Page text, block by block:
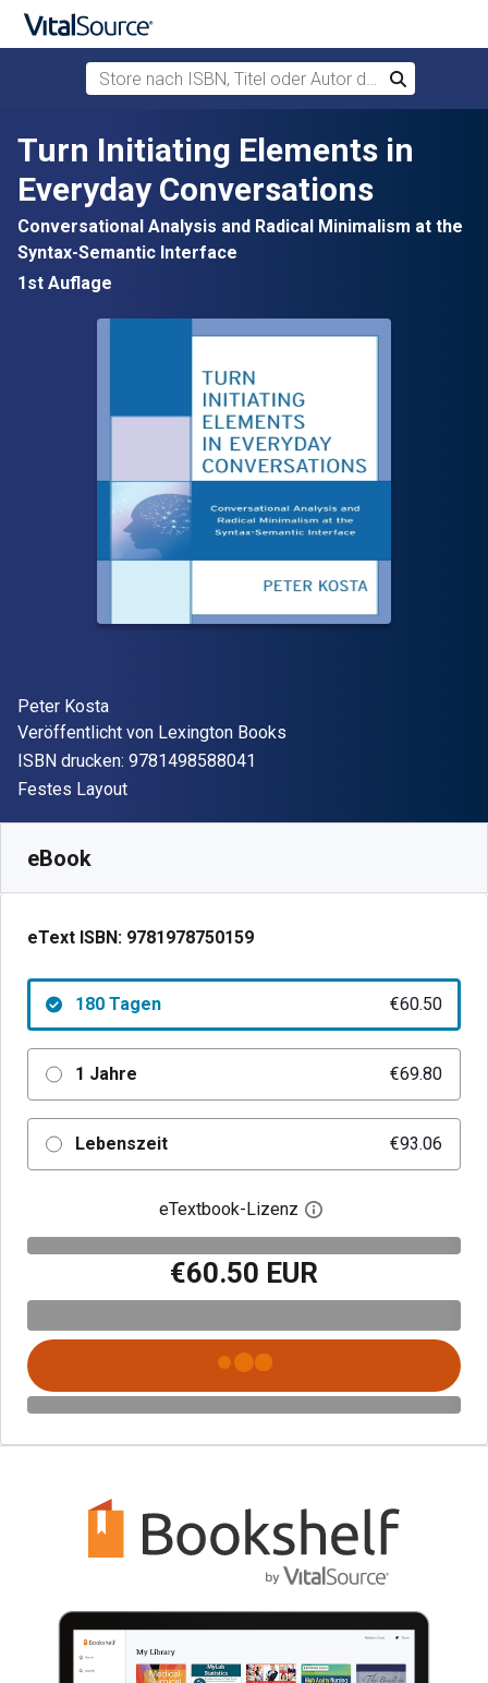
Zum Hauptinhalt springen
Store nach ISBN, Titel oder Autor durchsuchen
Suchen
Turn Initiating Elements in
Everyday Conversations
Conversational Analysis and Radical Minimalism at the
Syntax-Semantic Interface
1st Auflage
Autor(en)
Peter Kosta
Verleger
Veröffentlicht von Lexington Books
ISBN drucken: 9781498588041
Format
Festes Layout
eBook
eText ISBN: 9781978750159
180 Tagen €60.50
1 Jahre €69.80
Lebenszeit €93.06
eTextbook-Lizenz Digitalen
€60.50 EUR